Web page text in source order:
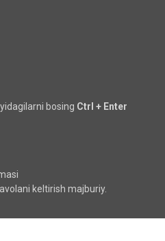
bosing Ctrl + Enter
keltirish majburiy.